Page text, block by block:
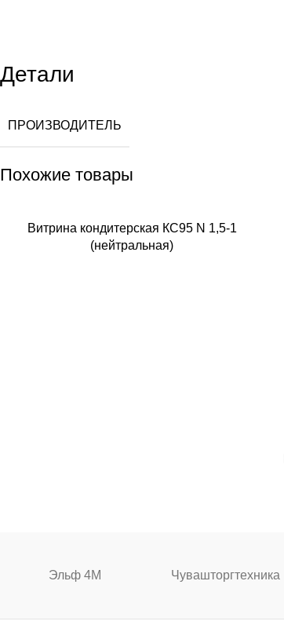
Детали
ПРОИЗВОДИТЕЛЬ
Похожие товары
Витрина кондитерская КС95 N 1,5-1
(нейтральная)
Эльф 4М Чувашторгтехника